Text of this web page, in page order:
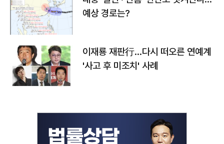
예상 경로는?
이재룡 재판行…다시 떠오른 연예계
'사고 후 미조치' 사례